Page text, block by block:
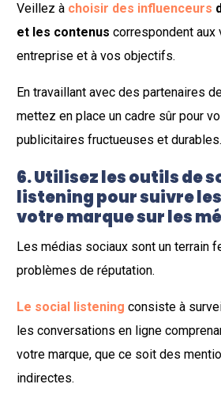
Veillez à choisir des influenceurs
et les contenus correspondent aux
entreprise et à vos objectifs.
En travaillant avec des partenaires
mettez en place un cadre sûr pour
publicitaires fructueuses et durables.
6. Utilisez les outils de
listening pour suivre
votre marque sur les
Les médias sociaux sont un terrain
problèmes de réputation.
Le social listening consiste à
les conversations en ligne
votre marque, que ce soit des
indirectes.